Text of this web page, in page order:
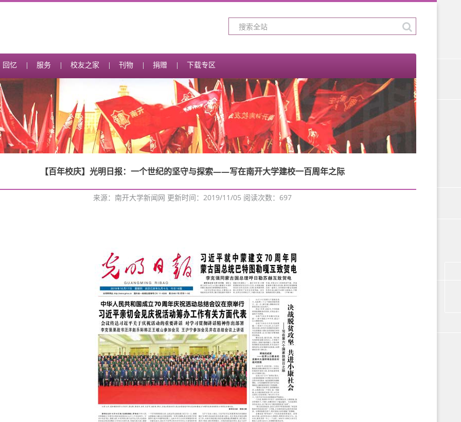
回忆 服务 校友之家 刊物 捐赠 下载专区
【百年校庆】光明日报：一个世纪的坚守与探索——写在南开大学建校一百周年之际
来源：南开大学新闻网 更新时间：2019/11/05 阅读次数： 697